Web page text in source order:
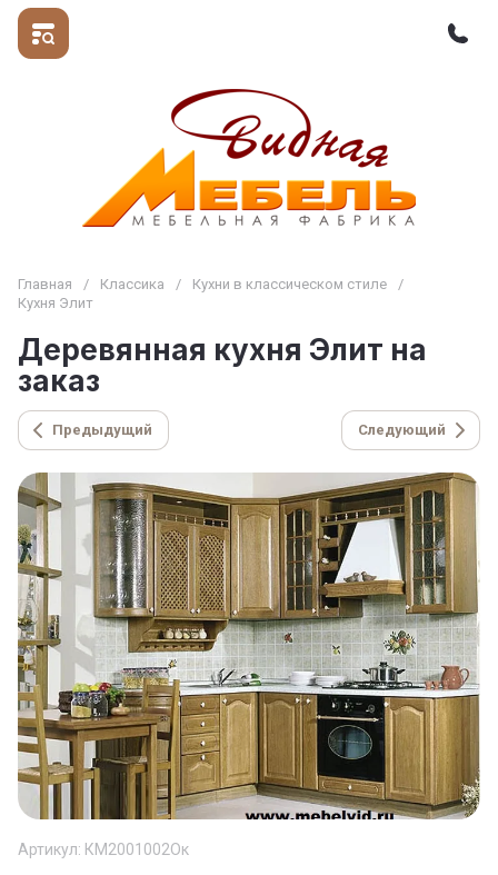
Главная / Классика / Кухни в классическом стиле
/
Кухня Элит
Деревянная кухня Элит на
заказ
Предыдущий Следующий
Артикул: КМ2001002Ок